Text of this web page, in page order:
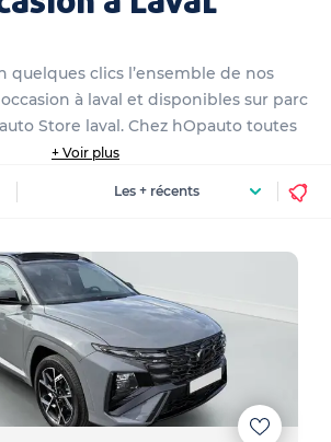
quelques clics l’ensemble de nos
à laval et disponibles sur parc
Store laval. Chez hOpauto toutes
tucson occasion sont détaillées
d'informations. Il ne vous reste plus
trouver le modèle de hyundai tucson
hyundai occasion à laval? Nos
à votre disposition. C’est notre rôle
parfaite pour vous. Rendez-vous
Store laval pour y découvrir tous
occasion à laval et disponibles à
l'essai.
+ Voir plus